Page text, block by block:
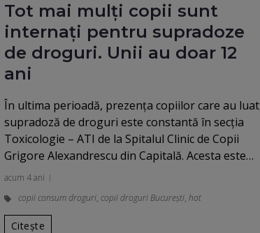
Tot mai mulți copii sunt
internaţi pentru supradoze
de droguri. Unii au doar 12
ani
În ultima perioadă, prezenţa copiilor care au luat
supradoză de droguri este constantă în secţia
Toxicologie – ATI de la Spitalul Clinic de Copii
Grigore Alexandrescu din Capitală. Acesta este…
acum 4 ani
copii consum droguri, copii droguri București, hot
Citește